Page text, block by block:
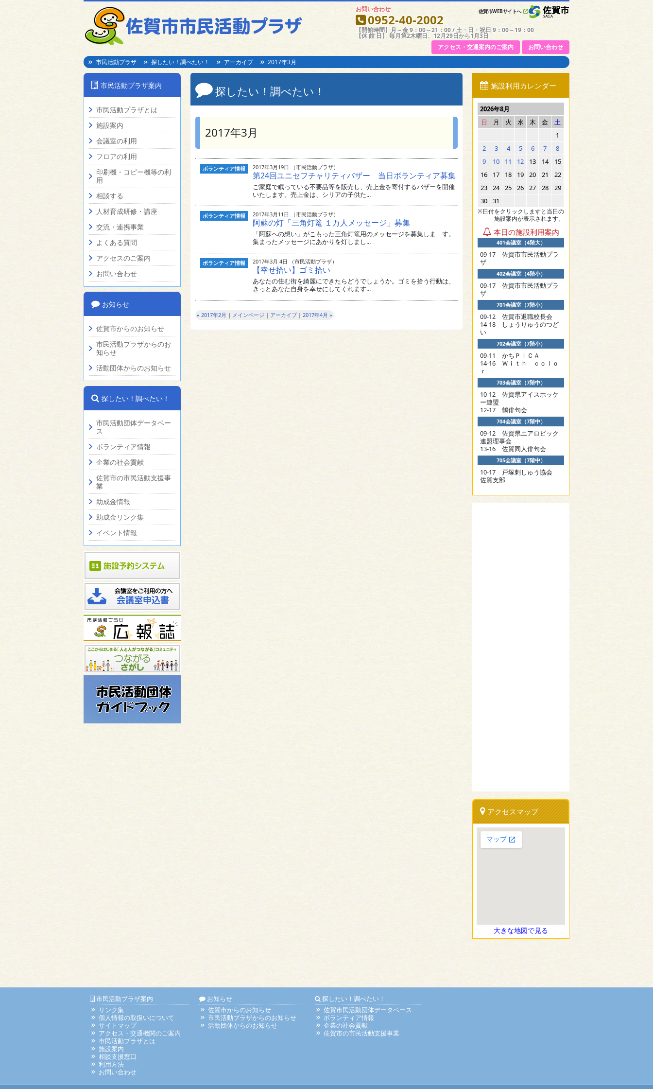
お問い合わせ
0952-40-2002
【開館時間】月～金 9：00～21：00 / 土・日・祝日 9：00～19：00
【休 館 日】 毎月第2木曜日、12月29日から1月3日
佐賀市WEBサイトへ
アクセス・交通案内のご案内
お問い合わせ
市民活動プラザ
探したい！調べたい！ アーカイブ 2017年3月
市民活動プラザ案内
市民活動プラザとは
施設案内
会議室の利用
フロアの利用
印刷機・コピー機等の利
用
相談する
人材育成研修・講座
交流・連携事業
よくある質問
アクセスのご案内
お問い合わせ
お知らせ
佐賀市からのお知らせ
市民活動プラザからのお
知らせ
活動団体からのお知らせ
探したい！調べたい！
市民活動団体データベー
ス
ボランティア情報
企業の社会貢献
佐賀市の市民活動支援事
業
助成金情報
助成金リンク集
イベント情報
探したい！調べたい！
2017年3月
ボランティア情報 2017年3月19日 （市民活動プラザ）
第24回ユニセフチャリティバザー 当日ボランティア募集
ご家庭で眠っている不要品等を販売し、売上金を寄付するバザーを開催
いたします。売上金は、シリアの子供た...
ボランティア情報 2017年3月11日 （市民活動プラザ）
阿蘇の灯「三角灯篭 １万人メッセージ」募集
「阿蘇への想い」がこもった三角灯篭用のメッセージを募集しま す。
集まったメッセージにあかりを灯しまし...
ボランティア情報 2017年3月 4日 （市民活動プラザ）
【幸せ拾い】ゴミ拾い
あなたの住む街を綺麗にできたらどうでしょうか。ゴミを拾う行動は、
きっとあなた自身を幸せにしてくれます...
« 2017年2月 | メインページ | アーカイブ | 2017年4月 »
施設利用カレンダー
2026年8月
日
月 火 水 木 金
土
1
2
3 4 5 6 7
8
9
10 11 12 13 14
15
16
17 18 19 20 21
22
23
24 25 26 27 28
29
30
31
※日付をクリックしますと当日の
施設案内が表示されます。
本日の施設利用案内
401会議室（4階大）
09-17 佐賀市市民活動プラ
ザ
402会議室（4階小）
09-17 佐賀市市民活動プラ
ザ
701会議室（7階小）
09-12 佐賀市退職校長会
14-18 しょうりゅうのつど
い
702会議室（7階小）
09-11 かちＰＩＣＡ
14-16 Ｗｉｔｈ ｃｏｌｏ
ｒ
703会議室（7階中）
10-12 佐賀県アイスホッケ
ー連盟
12-17 鶴俳句会
704会議室（7階中）
09-12 佐賀県エアロビック
連盟理事会
13-16 佐賀同人俳句会
705会議室（7階中）
10-17 戸塚刺しゅう協会
佐賀支部
アクセスマップ
大きな地図で見る
市民活動プラザ案内
リンク集
個人情報の取扱いについて
サイトマップ
アクセス・交通機関のご案内
市民活動プラザとは
施設案内
相談支援窓口
利用方法
お問い合わせ
お知らせ
佐賀市からのお知らせ
市民活動プラザからのお知らせ
活動団体からのお知らせ
探したい！調べたい！
佐賀市民活動団体データベース
ボランティア情報
企業の社会貢献
佐賀市の市民活動支援事業